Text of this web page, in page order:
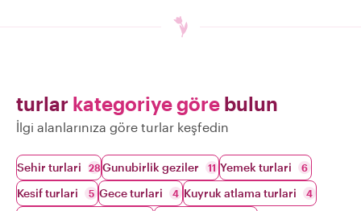
turlar kategoriye göre bulun
İlgi alanlarınıza göre turlar keşfedin
Sehir turlari 28Gunubirlik geziler 11 Yemek turlari 6
Kesif turlari 5 Gece turlari 4 Kuyruk atlama turlari 4